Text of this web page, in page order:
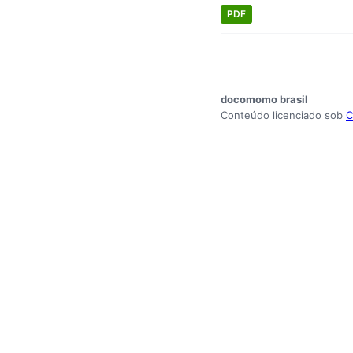
PDF
docomomo brasil
Conteúdo licenciado sob